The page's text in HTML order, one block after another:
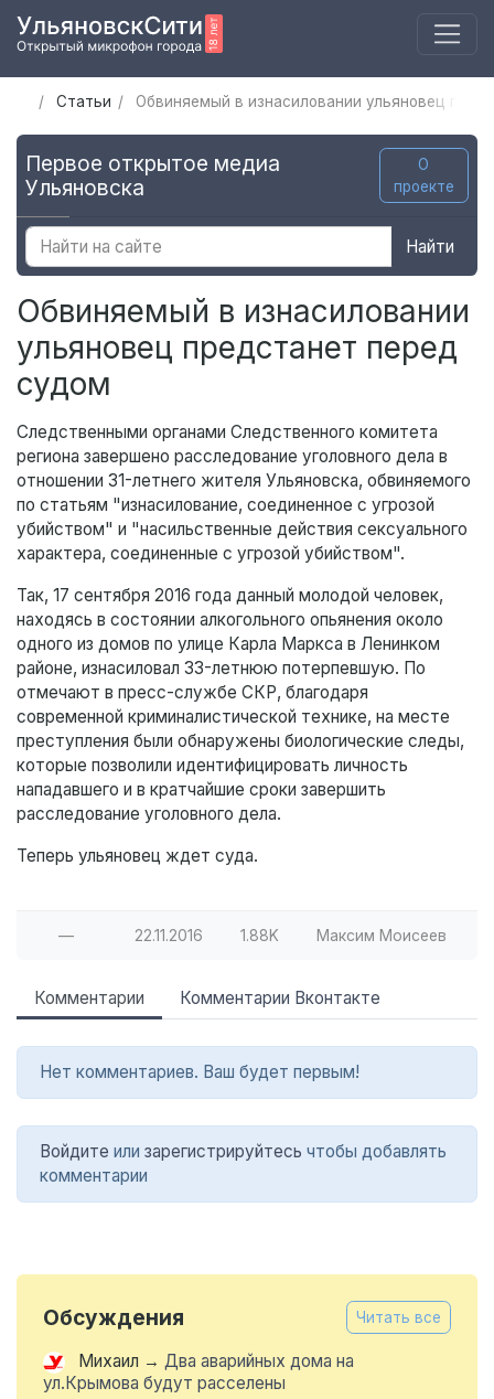
Статьи Обвиняемый в изнасиловании ульяновец
Первое открытое медиа
Ульяновска
О
проекте
Найти
Обвиняемый в изнасиловании
ульяновец предстанет перед
судом
Следственными органами Следственного комитета
региона завершено расследование уголовного дела в
отношении 31-летнего жителя Ульяновска, обвиняемого
по статьям "изнасилование, соединенное с угрозой
убийством" и "насильственные действия сексуального
характера, соединенные с угрозой убийством".
Так, 17 сентября 2016 года данный молодой человек,
находясь в состоянии алкогольного опьянения около
одного из домов по улице Карла Маркса в Ленинком
районе, изнасиловал 33-летнюю потерпевшую. По
отмечают в пресс-службе СКР, благодаря
современной криминалистической технике, на месте
преступления были обнаружены биологические следы,
которые позволили идентифицировать личность
нападавшего и в кратчайшие сроки завершить
расследование уголовного дела.
Теперь ульяновец ждет суда.
— 22.11.2016 1.88K Максим Моисеев
Комментарии Комментарии Вконтакте
Нет комментариев. Ваш будет первым!
Войдите или зарегистрируйтесь чтобы добавлять
комментарии
Обсуждения Читать все
Михаил → Два аварийных дома на
ул.Крымова будут расселены